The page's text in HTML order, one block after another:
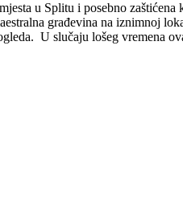
u Splitu i posebno
građevina na iznimnoj
U slučaju lošeg vremena